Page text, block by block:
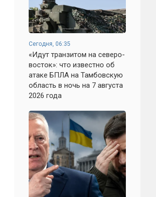
Сегодня, 06:35
«Идут транзитом на северо-
восток»: что известно об
атаке БПЛА на Тамбовскую
область в ночь на 7 августа
2026 года